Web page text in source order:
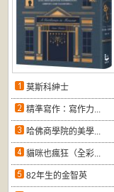
莫斯科紳士
精準寫作：寫作力...
哈佛商學院的美學...
貓咪也瘋狂（全彩...
82年生的金智英